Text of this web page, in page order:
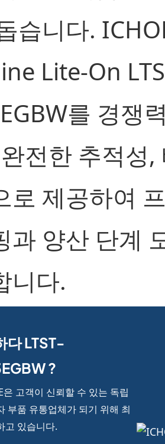
습니다.
Lite-On
를 경쟁
전한 추적성,
로 제공하여
과 양산 단계
니다.
다 LTST-
?
고객이 신뢰할 수 있는 독립
부품 유통업체가 되기 위해 최
고 있습니다.